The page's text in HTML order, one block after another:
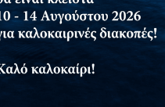
Διαθέσιμο
19,99€ 30,00€
ΠΡΟΣΘΉΚΗ